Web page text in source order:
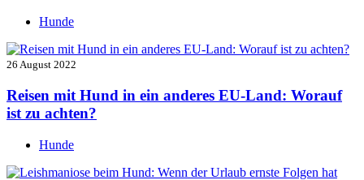
Hunde
26 August 2022
Reisen mit Hund in ein anderes EU-Land: Worauf
ist zu achten?
Hunde